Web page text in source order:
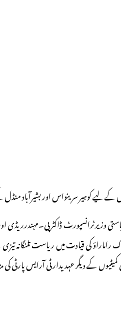
کوہیر سرینواس اور بشیرآباد
ٹرانسپورٹ ڈاکٹر پی۔مہندرریڈی
راماراؤ کی قیادت میں ریاست تلنگانہ
کمیٹیوں کے دیگر عہدیدار ٹی آرایس